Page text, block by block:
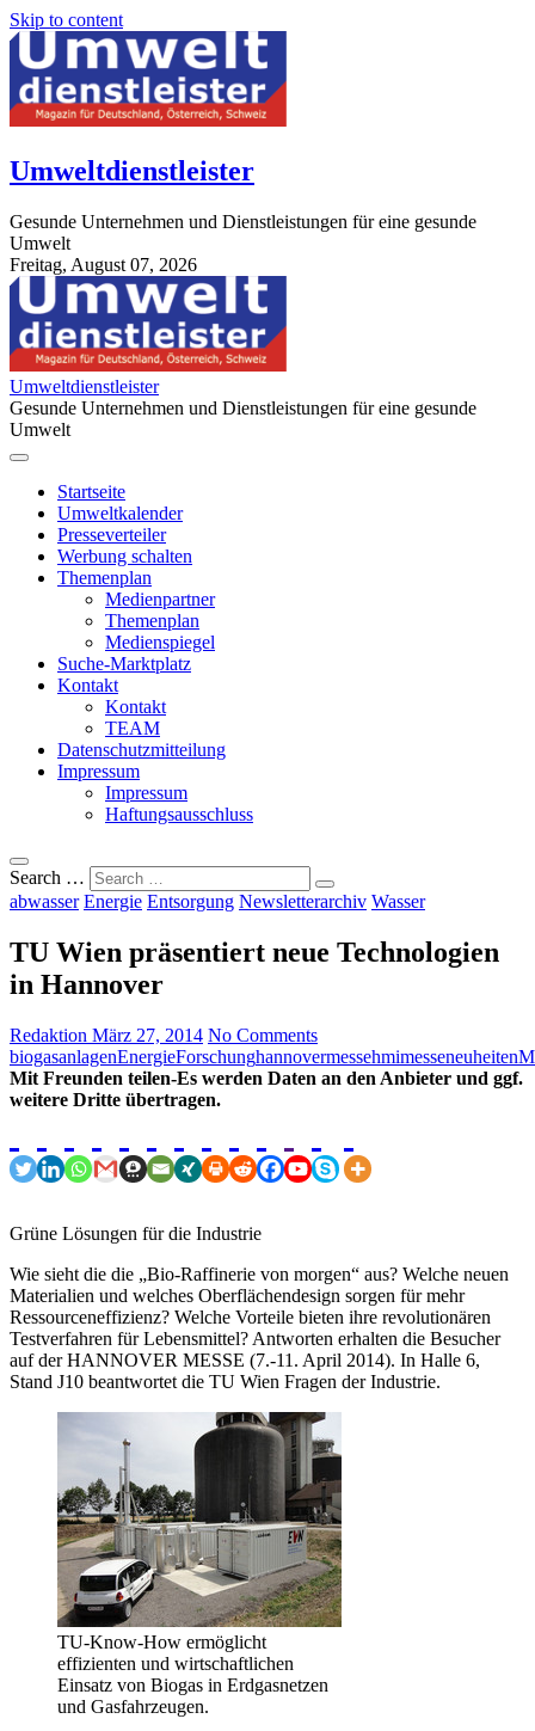
Skip to content
Umweltdienstleister
Gesunde Unternehmen und Dienstleistungen für eine gesunde
Umwelt
Freitag, August 07, 2026
StuttgartApotheke.com
Umweltdienstleister
Gesunde Unternehmen und Dienstleistungen für eine gesunde
Umwelt
Startseite
Umweltkalender
Presseverteiler
Werbung schalten
Themenplan
Medienpartner
Themenplan
Medienspiegel
Suche-Marktplatz
Kontakt
Kontakt
TEAM
Datenschutzmitteilung
Impressum
Impressum
Haftungsausschluss
Search …
abwasser Energie Entsorgung Newsletterarchiv Wasser
TU Wien präsentiert neue Technologien
in Hannover
Redaktion März 27, 2014 No Comments
biogasanlagenEnergieForschunghannovermessehmimesseneuheiten
Mit Freunden teilen-Es werden Daten an den Anbieter und ggf.
weitere Dritte übertragen.
Grüne Lösungen für die Industrie
Wie sieht die die „Bio-Raffinerie von morgen“ aus? Welche neuen
Materialien und welches Oberflächendesign sorgen für mehr
Ressourceneffizienz? Welche Vorteile bieten ihre revolutionären
Testverfahren für Lebensmittel? Antworten erhalten die Besucher
auf der HANNOVER MESSE (7.-11. April 2014). In Halle 6,
Stand J10 beantwortet die TU Wien Fragen der Industrie.
TU-Know-How ermöglicht
effizienten und wirtschaftlichen
Einsatz von Biogas in Erdgasnetzen
und Gasfahrzeugen.